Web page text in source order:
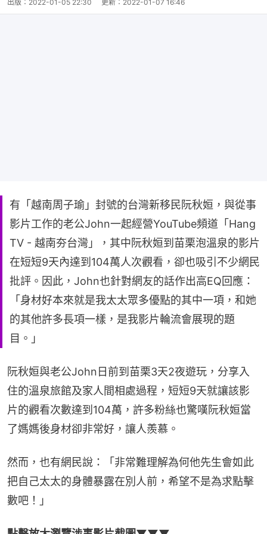
出版： 2022-01-05 22:30 更新： 2022-01-07 16:46
有「越南周子瑜」封號的台灣新移民阮秋姮，與從事
影片工作的老公John一起經營YouTube頻道「Hang
TV - 越南夯台灣」，其中阮秋姮到苗栗泡溫泉的影片
在短短9天內達到104萬人次觀看，卻也吸引不少網民
批評。因此，John也針對網友的話作出高EQ回應：
「身材好本來就是我太太眾多優點的其中一項，和她
的其他許多長項一樣，是我影片輪流會展現的題
目。」
阮秋姮與老公John日前到苗栗3天2夜遊玩，分享入
住的溫泉旅館及家人間相處過程，短短9天就讓該影
片的觀看次數達到104萬，許多粉絲也驚嘆阮秋姮當
了媽媽後身材卻非常好，讓人羨慕。
然而，也有網民說：「非常難理解為何他先生會如此
把自己太太的身體暴露在別人前，希望不是為求點擊
數吧！」